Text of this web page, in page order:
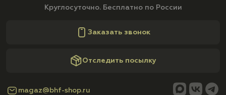
Круглосуточно. Бесплатно по России
Заказать звонок
Отследить посылку
magaz@bhf-shop.ru